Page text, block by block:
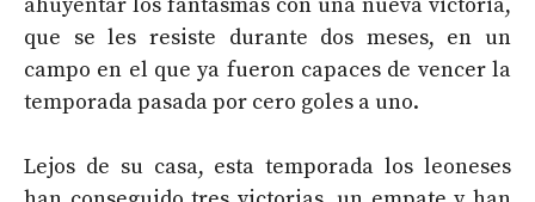
ahuyentar los fantasmas con una nueva victoria,
que se les resiste durante dos meses, en un
campo en el que ya fueron capaces de vencer la
temporada pasada por cero goles a uno.
Lejos de su casa, esta temporada los leoneses